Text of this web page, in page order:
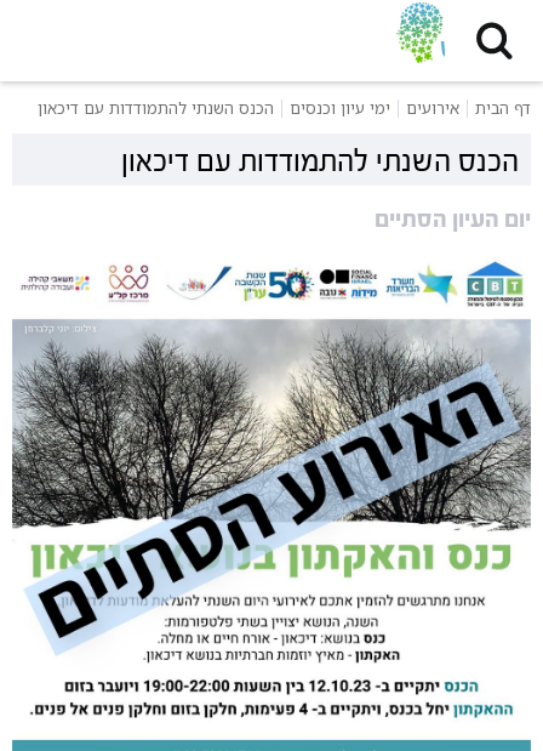
דף הבית אירועים ימי עיון וכנסים הכנס השנתי להתמודדות עם דיכאון
הכנס השנתי להתמודדות עם דיכאון
יום העיון הסתיים